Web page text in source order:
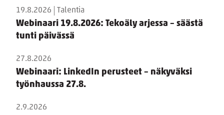
19.8.2026 Talentia
Webinaari 19.8.2026: Tekoäly arjessa – säästä
tunti päivässä
27.8.2026
Webinaari: LinkedIn perusteet – näkyväksi
työnhaussa 27.8.
2.9.2026